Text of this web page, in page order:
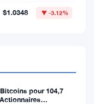
$1.0348 ▼ -3.12%
pour 104,7